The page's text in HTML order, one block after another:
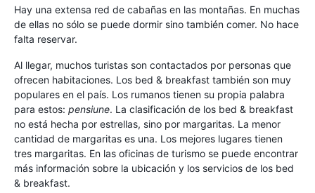
Hay una extensa red de cabañas en las montañas. En muchas
de ellas no sólo se puede dormir sino también comer. No hace
falta reservar.
Al llegar, muchos turistas son contactados por personas que
ofrecen habitaciones. Los bed & breakfast también son muy
populares en el país. Los rumanos tienen su propia palabra
para estos: pensiune. La clasificación de los bed & breakfast
no está hecha por estrellas, sino por margaritas. La menor
cantidad de margaritas es una. Los mejores lugares tienen
tres margaritas. En las oficinas de turismo se puede encontrar
más información sobre la ubicación y los servicios de los bed
& breakfast.